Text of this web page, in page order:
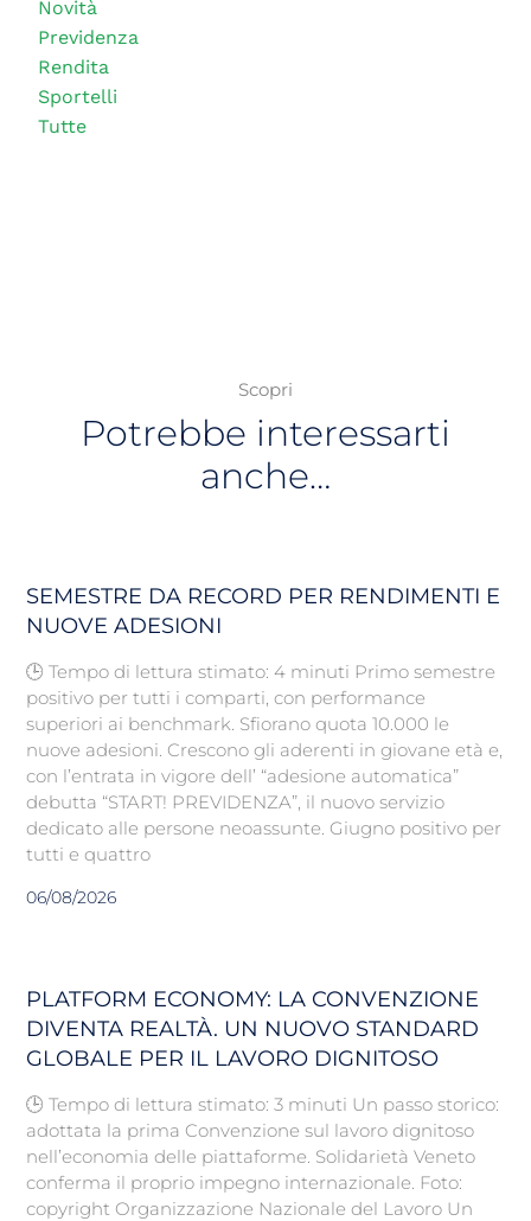
Novità
Previdenza
Rendita
Sportelli
Tutte
Scopri
Potrebbe interessarti
anche…
SEMESTRE DA RECORD PER RENDIMENTI E
NUOVE ADESIONI
🕒 Tempo di lettura stimato: 4 minuti Primo semestre
positivo per tutti i comparti, con performance
superiori ai benchmark. Sfiorano quota 10.000 le
nuove adesioni. Crescono gli aderenti in giovane età e,
con l’entrata in vigore dell’ “adesione automatica”
debutta “START! PREVIDENZA”, il nuovo servizio
dedicato alle persone neoassunte. Giugno positivo per
tutti e quattro
06/08/2026
PLATFORM ECONOMY: LA CONVENZIONE
DIVENTA REALTÀ. UN NUOVO STANDARD
GLOBALE PER IL LAVORO DIGNITOSO
🕒 Tempo di lettura stimato: 3 minuti Un passo storico:
adottata la prima Convenzione sul lavoro dignitoso
nell’economia delle piattaforme. Solidarietà Veneto
conferma il proprio impegno internazionale. Foto:
copyright Organizzazione Nazionale del Lavoro Un